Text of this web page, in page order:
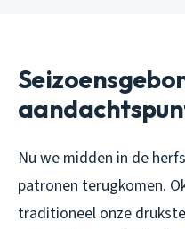
Nu we midden in de
patronen terugkomen.
traditioneel onze